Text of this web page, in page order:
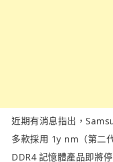
近期有消息指出，
多款採用 1y nm（第二
DDR4 記憶體產品即將